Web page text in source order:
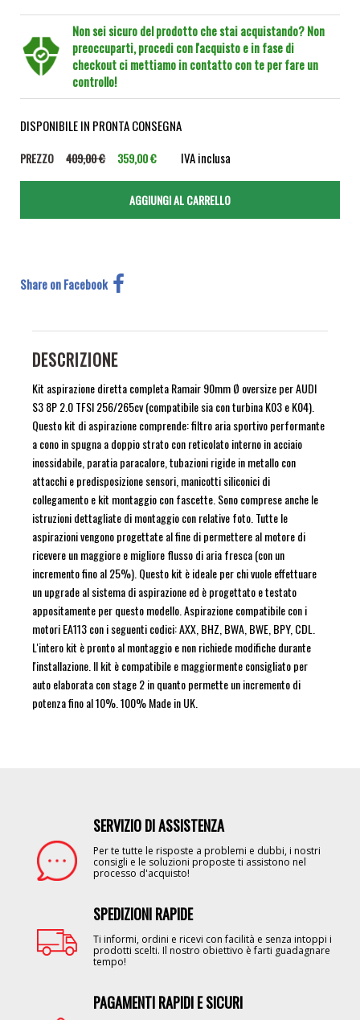
Non sei sicuro del prodotto che stai acquistando? Non
preoccuparti, procedi con l'acquisto e in fase di
checkout ci mettiamo in contatto con te per fare un
controllo!
DISPONIBILE IN PRONTA CONSEGNA
PREZZO 409,00 € 359,00 € IVA inclusa
Share on Facebook
DESCRIZIONE
Kit aspirazione diretta completa Ramair 90mm Ø oversize per AUDI
S3 8P 2.0 TFSI 256/265cv (compatibile sia con turbina K03 e K04).
Questo kit di aspirazione comprende: filtro aria sportivo performante
a cono in spugna a doppio strato con reticolato interno in acciaio
inossidabile, paratia paracalore, tubazioni rigide in metallo con
attacchi e predisposizione sensori, manicotti siliconici di
collegamento e kit montaggio con fascette. Sono comprese anche le
istruzioni dettagliate di montaggio con relative foto. Tutte le
aspirazioni vengono progettate al fine di permettere al motore di
ricevere un maggiore e migliore flusso di aria fresca (con un
incremento fino al 25%). Questo kit è ideale per chi vuole effettuare
un upgrade al sistema di aspirazione ed è progettato e testato
appositamente per questo modello. Aspirazione compatibile con i
motori EA113 con i seguenti codici: AXX, BHZ, BWA, BWE, BPY, CDL.
L'intero kit è pronto al montaggio e non richiede modifiche durante
l'installazione. Il kit è compatibile e maggiormente consigliato per
auto elaborata con stage 2 in quanto permette un incremento di
potenza fino al 10%. 100% Made in UK.
SERVIZIO DI ASSISTENZA
Per te tutte le risposte a problemi e dubbi, i nostri
consigli e le soluzioni proposte ti assistono nel
processo d'acquisto!
SPEDIZIONI RAPIDE
Ti informi, ordini e ricevi con facilità e senza intoppi i
prodotti scelti. Il nostro obiettivo è farti guadagnare
tempo!
PAGAMENTI RAPIDI E SICURI